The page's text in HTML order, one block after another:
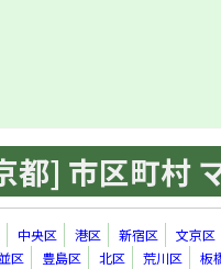
都] 市区町村
中央区 港区 新宿区
文京区
区 豊島区 北区 荒川区
板